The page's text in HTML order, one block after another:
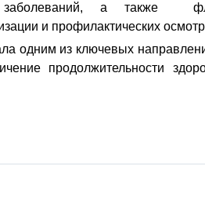
заболеваний, а также
и профилактических
одним из ключевых
продолжительности